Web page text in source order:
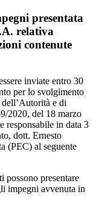
presentata
relativa
contenute
inviate entro 30
per lo svolgimento
e di
2020, del 18 marzo
responsabile in data 3
dott. Ernesto
(PEC) al seguente
possono presentare
impegni avvenuta in